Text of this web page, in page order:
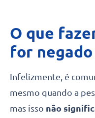
O que
for negado
Infelizmente, é
mesmo quando a
mas isso não